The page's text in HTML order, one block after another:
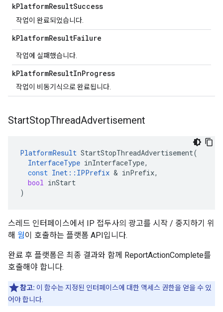
kPlatformResultSuccess
작업이 완료되었습니다.
kPlatformResultFailure
작업에 실패했습니다.
kPlatformResultInProgress
작업이 비동기식으로 완료됩니다.
StartStopThreadAdvertisement
PlatformResult StartStopThreadAdvertisement(
InterfaceType inInterfaceType,
const Inet :: IPPrefix & inPrefix,
bool inStart
)
스레드 인터페이스에서 IP 접두사의 광고를 시작 / 중지하기 위
해 웜이 호출하는 플랫폼 API입니다.
완료 후 플랫폼은 최종 결과와 함께 ReportActionComplete를
호출해야 합니다.
참고: 이 함수는 지정된 인터페이스에 대한 액세스 권한을 얻을 수 있
어야 합니다.